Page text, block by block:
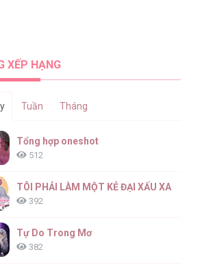
XẾP HẠNG
Tuần Tháng
Tổng hợp oneshot
512
TÔI PHẢI LÀM MỘT KẺ ĐẠI XẤU XA
392
Tự Do Trong Mơ
382